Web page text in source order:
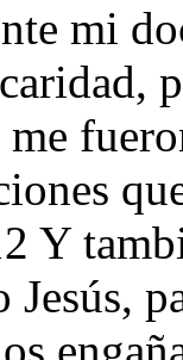
mi
Y